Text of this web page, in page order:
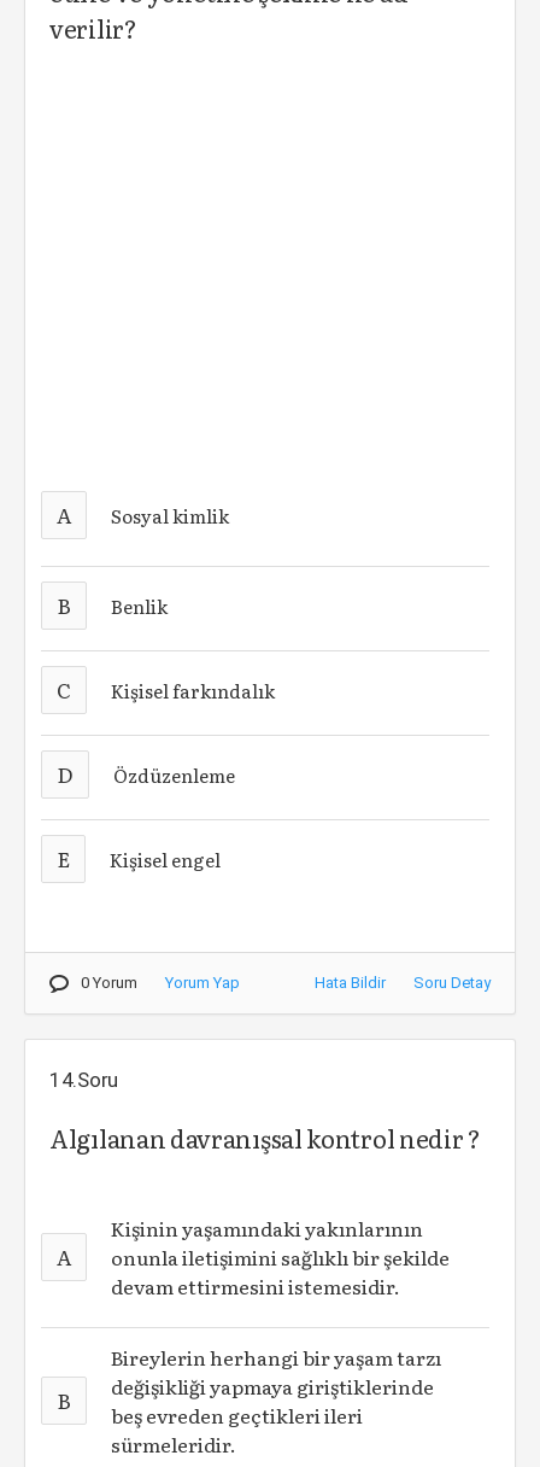
verilir?
A Sosyal kimlik
B Benlik
C Kişisel farkındalık
D Özdüzenleme
E Kişisel engel
0 Yorum Yorum Yap Hata Bildir Soru Detay
14.Soru
Algılanan davranışsal kontrol nedir ?
A
Kişinin yaşamındaki yakınlarının
onunla iletişimini sağlıklı bir şekilde
devam ettirmesini istemesidir.
B
Bireylerin herhangi bir yaşam tarzı
değişikliği yapmaya giriştiklerinde
beş evreden geçtikleri ileri
sürmeleridir.